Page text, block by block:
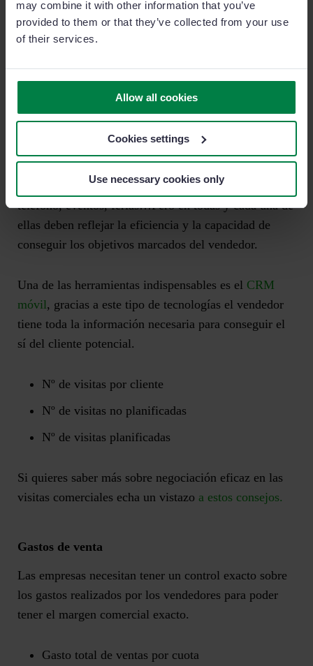
may combine it with other information that you’ve
provided to them or that they’ve collected from your use
of their services.
Allow all cookies
Cookies settings
Use necessary cookies only
Las variables de las que hablaremos a continuación
del vendedor.
Visitas
Para obtener resultados necesitas vender. Y los
comerciales deslocalizados lo hacen mediante visitas.
Las visitas pueden ser de todo tipo; presenciales, por
teléfono, eventos, ferias…Pero en todas y cada una de
ellas deben reflejar la eficiencia y la capacidad de
conseguir los objetivos marcados del vendedor.
Una de las herramientas indispensables es el CRM
móvil, gracias a este tipo de tecnologías el vendedor
tiene toda la información necesaria para conseguir el
sí del cliente potencial.
Nº de visitas por cliente
Nº de visitas no planificadas
Nº de visitas planificadas
Si quieres saber más sobre negociación eficaz en las
visitas comerciales echa un vistazo a estos consejos.
Gastos de venta
Las empresas necesitan tener un control exacto sobre
los gastos realizados por los vendedores para poder
tener el margen comercial exacto.
Gasto total de ventas por cuota